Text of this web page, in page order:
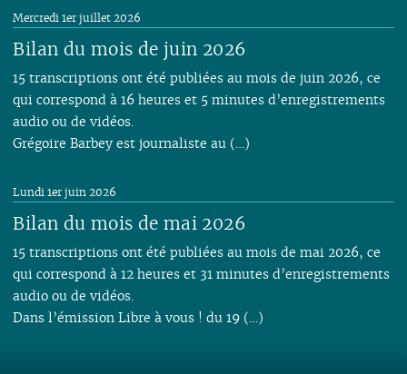
Bilan du mois de juin 2026
Mercredi 1er juillet 2026
15 transcriptions ont été publiées au mois de juin 2026, ce
qui correspond à 16 heures et 5 minutes d’enregistrements
audio ou de vidéos.
Grégoire Barbey est journaliste au (…)
Bilan du mois de mai 2026
Lundi 1er juin 2026
15 transcriptions ont été publiées au mois de mai 2026, ce
qui correspond à 12 heures et 31 minutes d’enregistrements
audio ou de vidéos.
Dans l’émission Libre à vous ! du 19 (…)